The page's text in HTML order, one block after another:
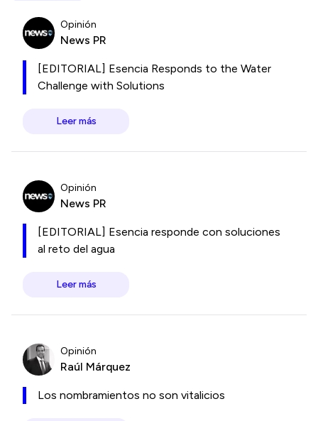
Opinión
News PR
[EDITORIAL] Esencia Responds to the Water
Challenge with Solutions
Leer más
Opinión
News PR
[EDITORIAL] Esencia responde con soluciones
al reto del agua
Leer más
Opinión
Raúl Márquez
Los nombramientos no son vitalicios